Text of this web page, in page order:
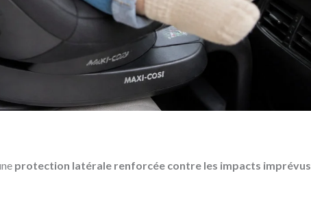
protection latérale renforcée contre les impacts imprévus